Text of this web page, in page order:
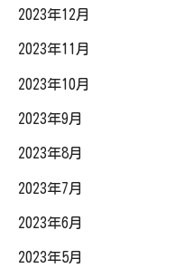
2023年12月
2023年11月
2023年10月
2023年9月
2023年8月
2023年7月
2023年6月
2023年5月